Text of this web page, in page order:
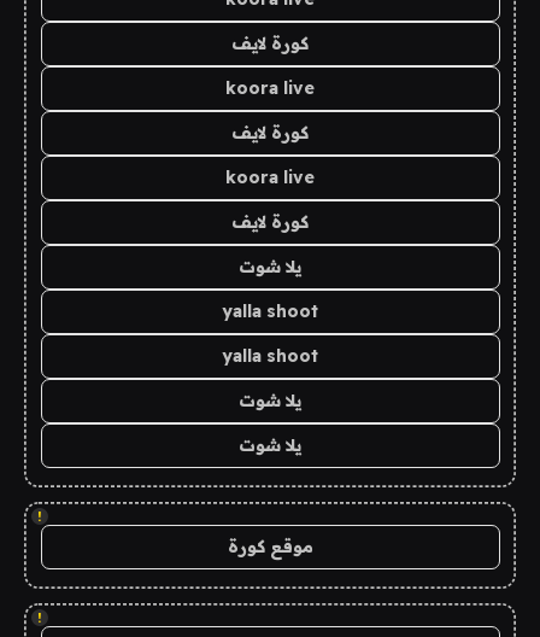
كورة لايف
koora live
كورة لايف
koora live
كورة لايف
يلا شوت
yalla shoot
yalla shoot
يلا شوت
يلا شوت
!
موقع كورة
!